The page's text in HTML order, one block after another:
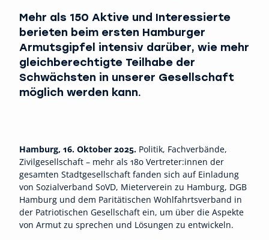
Mehr als 150 Aktive und Interessierte
berieten beim ersten Hamburger
Armutsgipfel intensiv darüber, wie mehr
gleichberechtigte Teilhabe der
Schwächsten in unserer Gesellschaft
möglich werden kann.
Hamburg, 16. Oktober 2025. Politik, Fachverbände,
Zivilgesellschaft – mehr als 180 Vertreter:innen der
gesamten Stadtgesellschaft fanden sich auf Einladung
von Sozialverband SoVD, Mieterverein zu Hamburg, DGB
Hamburg und dem Paritätischen Wohlfahrtsverband in
der Patriotischen Gesellschaft ein, um über die Aspekte
von Armut zu sprechen und Lösungen zu entwickeln.